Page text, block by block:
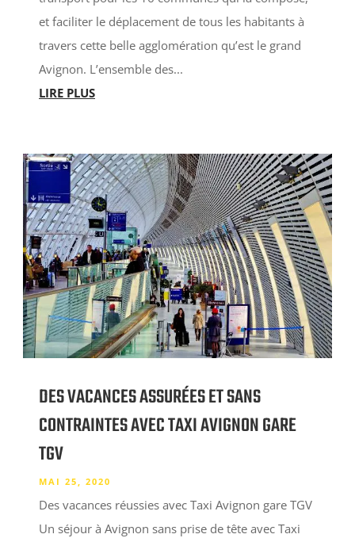
et faciliter le déplacement de tous les habitants à
travers cette belle agglomération qu’est le grand
Avignon. L’ensemble des...
LIRE PLUS
DES VACANCES ASSURÉES ET SANS
CONTRAINTES AVEC TAXI AVIGNON GARE
TGV
MAI 25, 2020
Des vacances réussies avec Taxi Avignon gare TGV
Un séjour à Avignon sans prise de tête avec Taxi